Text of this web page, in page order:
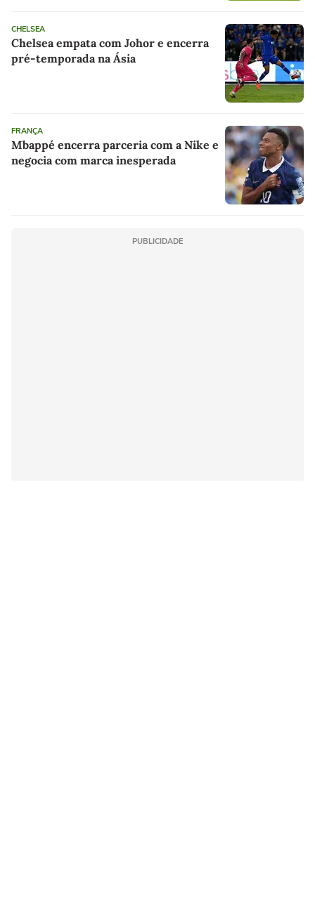
CHELSEA
Chelsea empata com Johor e encerra
pré-temporada na Ásia
FRANÇA
Mbappé encerra parceria com a Nike e
negocia com marca inesperada
PUBLICIDADE